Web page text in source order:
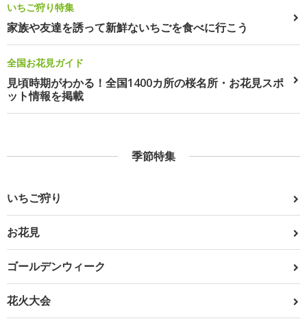
いちご狩り特集
家族や友達を誘って新鮮ないちごを食べに行こう
全国お花見ガイド
見頃時期がわかる！全国1400カ所の桜名所・お花見スポ
ット情報を掲載
季節特集
いちご狩り
お花見
ゴールデンウィーク
花火大会